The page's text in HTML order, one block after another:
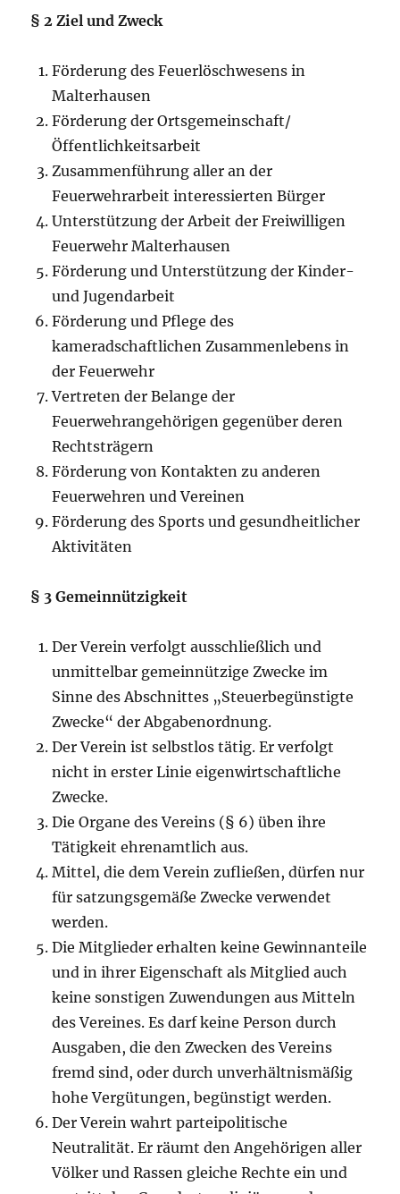
§ 2 Ziel und Zweck
Förderung des Feuerlöschwesens in
Malterhausen
Förderung der Ortsgemeinschaft/
Öffentlichkeitsarbeit
Zusammenführung aller an der
Feuerwehrarbeit interessierten Bürger
Unterstützung der Arbeit der Freiwilligen
Feuerwehr Malterhausen
Förderung und Unterstützung der Kinder-
und Jugendarbeit
Förderung und Pflege des
kameradschaftlichen Zusammenlebens in
der Feuerwehr
Vertreten der Belange der
Feuerwehrangehörigen gegenüber deren
Rechtsträgern
Förderung von Kontakten zu anderen
Feuerwehren und Vereinen
Förderung des Sports und gesundheitlicher
Aktivitäten
§ 3 Gemeinnützigkeit
Der Verein verfolgt ausschließlich und
unmittelbar gemeinnützige Zwecke im
Sinne des Abschnittes „Steuerbegünstigte
Zwecke“ der Abgabenordnung.
Der Verein ist selbstlos tätig. Er verfolgt
nicht in erster Linie eigenwirtschaftliche
Zwecke.
Die Organe des Vereins (§ 6) üben ihre
Tätigkeit ehrenamtlich aus.
Mittel, die dem Verein zufließen, dürfen nur
für satzungsgemäße Zwecke verwendet
werden.
Die Mitglieder erhalten keine Gewinnanteile
und in ihrer Eigenschaft als Mitglied auch
keine sonstigen Zuwendungen aus Mitteln
des Vereines. Es darf keine Person durch
Ausgaben, die den Zwecken des Vereins
fremd sind, oder durch unverhältnismäßig
hohe Vergütungen, begünstigt werden.
Der Verein wahrt parteipolitische
Neutralität. Er räumt den Angehörigen aller
Völker und Rassen gleiche Rechte ein und